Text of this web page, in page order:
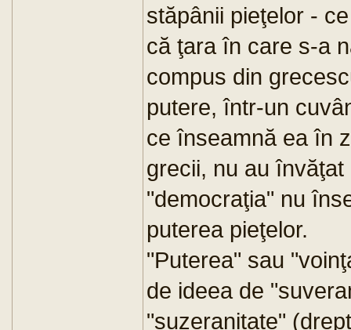
stăpânii pieţelor -
că ţara în care s-a
compus din
putere, într-un
ce înseamnă ea în
grecii, nu au
"democraţia" nu
puterea pieţelor.
"Puterea" sau
de ideea de
"suzeranitate"